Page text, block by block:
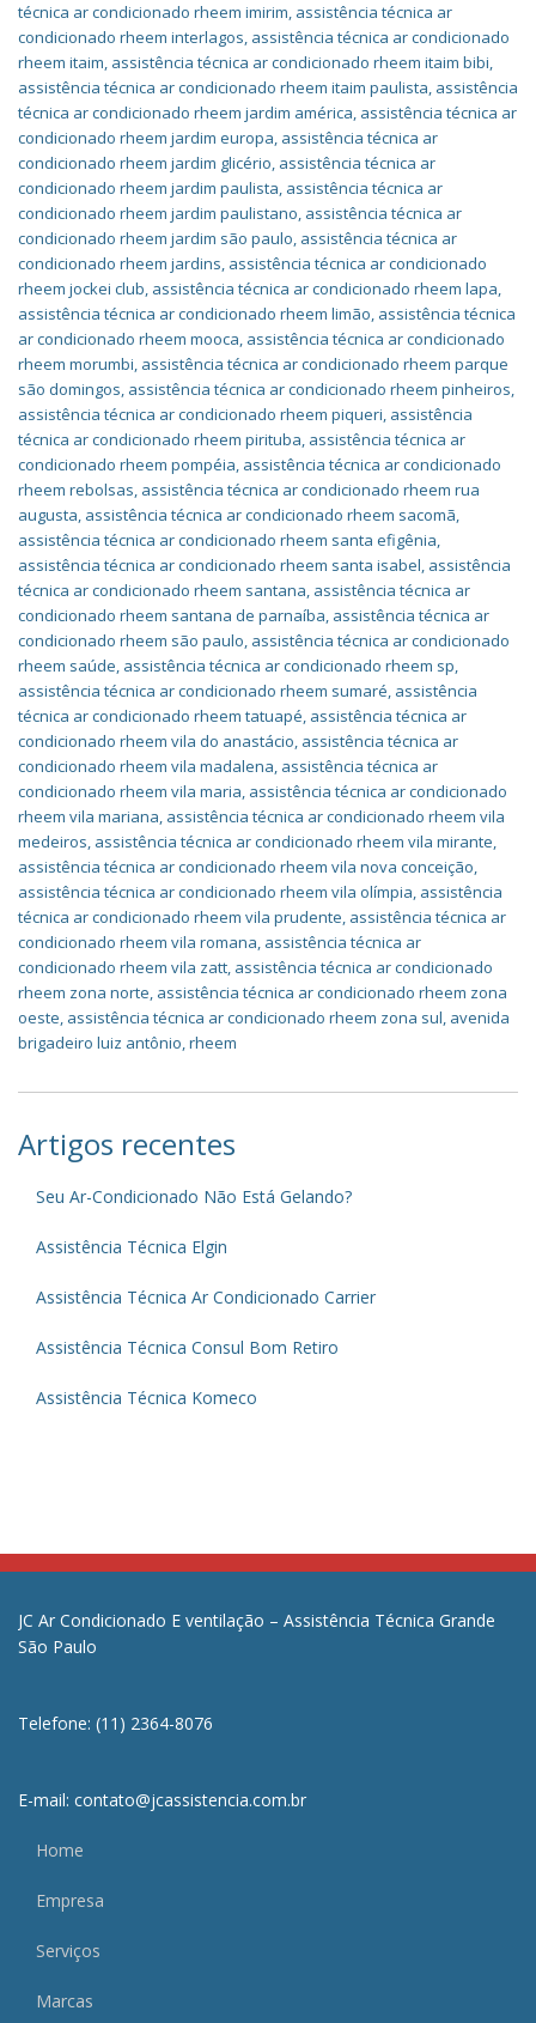
técnica ar condicionado rheem imirim, assistência técnica ar
condicionado rheem interlagos, assistência técnica ar condicionado
rheem itaim, assistência técnica ar condicionado rheem itaim bibi,
assistência técnica ar condicionado rheem itaim paulista, assistência
técnica ar condicionado rheem jardim américa, assistência técnica ar
condicionado rheem jardim europa, assistência técnica ar
condicionado rheem jardim glicério, assistência técnica ar
condicionado rheem jardim paulista, assistência técnica ar
condicionado rheem jardim paulistano, assistência técnica ar
condicionado rheem jardim são paulo, assistência técnica ar
condicionado rheem jardins, assistência técnica ar condicionado
rheem jockei club, assistência técnica ar condicionado rheem lapa,
assistência técnica ar condicionado rheem limão, assistência técnica
ar condicionado rheem mooca, assistência técnica ar condicionado
rheem morumbi, assistência técnica ar condicionado rheem parque
são domingos, assistência técnica ar condicionado rheem pinheiros,
assistência técnica ar condicionado rheem piqueri, assistência
técnica ar condicionado rheem pirituba, assistência técnica ar
condicionado rheem pompéia, assistência técnica ar condicionado
rheem rebolsas, assistência técnica ar condicionado rheem rua
augusta, assistência técnica ar condicionado rheem sacomã,
assistência técnica ar condicionado rheem santa efigênia,
assistência técnica ar condicionado rheem santa isabel, assistência
técnica ar condicionado rheem santana, assistência técnica ar
condicionado rheem santana de parnaíba, assistência técnica ar
condicionado rheem são paulo, assistência técnica ar condicionado
rheem saúde, assistência técnica ar condicionado rheem sp,
assistência técnica ar condicionado rheem sumaré, assistência
técnica ar condicionado rheem tatuapé, assistência técnica ar
condicionado rheem vila do anastácio, assistência técnica ar
condicionado rheem vila madalena, assistência técnica ar
condicionado rheem vila maria, assistência técnica ar condicionado
rheem vila mariana, assistência técnica ar condicionado rheem vila
medeiros, assistência técnica ar condicionado rheem vila mirante,
assistência técnica ar condicionado rheem vila nova conceição,
assistência técnica ar condicionado rheem vila olímpia, assistência
técnica ar condicionado rheem vila prudente, assistência técnica ar
condicionado rheem vila romana, assistência técnica ar
condicionado rheem vila zatt, assistência técnica ar condicionado
rheem zona norte, assistência técnica ar condicionado rheem zona
oeste, assistência técnica ar condicionado rheem zona sul, avenida
brigadeiro luiz antônio,rheem
Artigos recentes
Seu Ar-Condicionado Não Está Gelando?
Assistência Técnica Elgin
Assistência Técnica Ar Condicionado Carrier
Assistência Técnica Consul Bom Retiro
Assistência Técnica Komeco
JC Ar Condicionado E ventilação – Assistência Técnica Grande
São Paulo
Telefone: (11) 2364-8076
E-mail: contato@jcassistencia.com.br
Home
Empresa
Serviços
Marcas